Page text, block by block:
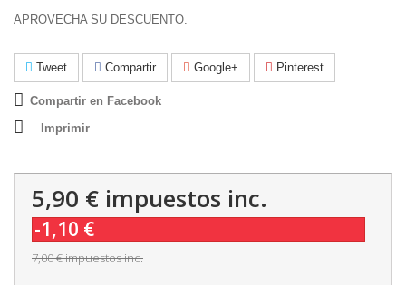
APROVECHA SU DESCUENTO.
Tweet Compartir Google+ Pinterest
Compartir en Facebook
Imprimir
5,90 € impuestos inc.
-1,10 €
7,00 €impuestos inc.